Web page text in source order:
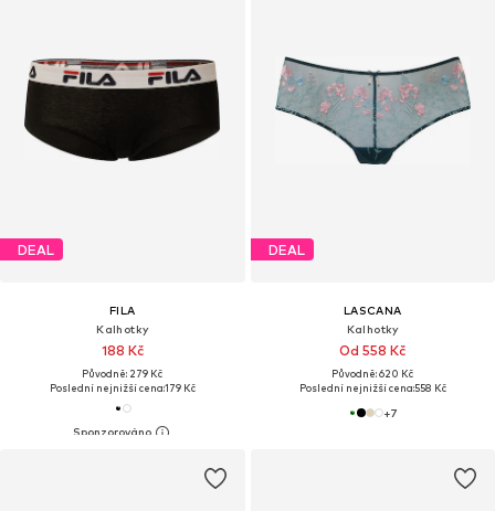
DEAL
FILA
Kalhotky
188 Kč
Původně: 279 Kč
Poslední nejnižší cena:179 Kč
DEAL
LASCANA
Kalhotky
Od 558 Kč
Původně: 620 Kč
Poslední nejnižší cena:558 Kč
+7